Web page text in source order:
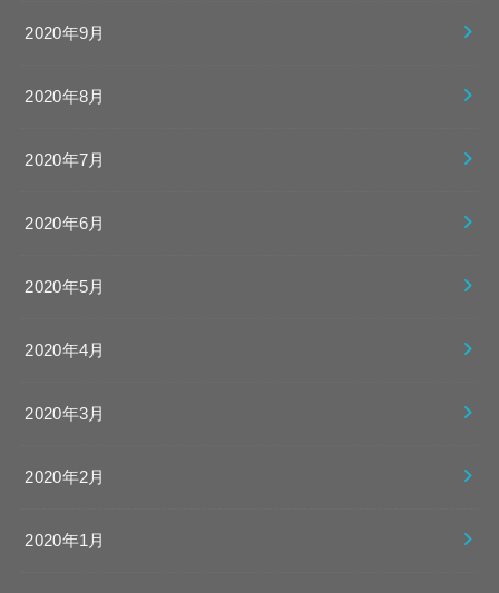
2020年9月
2020年8月
2020年7月
2020年6月
2020年5月
2020年4月
2020年3月
2020年2月
2020年1月